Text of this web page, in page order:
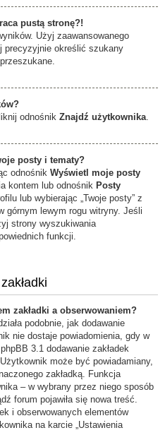
pustą stronę?!
Użyj zaawansowanego
precyzyjnie określić szukany
odnośnik Znajdź użytkownika.
posty i tematy?
odnośnik Wyświetl moje posty
kontem lub odnośnik Posty
lub wybierając „Twoje posty” z
górnym lewym rogu witryny. Jeśli
strony wyszukiwania
funkcji.
zakładki a obserwowaniem?
podobnie, jak dodawanie
nie dostaje powiadomienia, gdy w
3.1 dodawanie zakładek
może być powiadamiany,
zakładką. Funkcja
– w wybrany przez niego sposób
forum pojawiła się nowa treść.
i obserwowanych elementów
na karcie „Ustawienia